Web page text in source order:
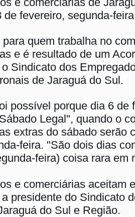
de fevereiro, segunda-
quem trabalha no
e é resultado de um
Sindicato dos
de Jaraguá do Sul.
possível porque dia 6 de
Legal", quando o
extras do sábado serão
feira. "São dois dias
feira) coisa rara
e comerciárias aceitam
presidente do Sindicato
do Sul e Região.